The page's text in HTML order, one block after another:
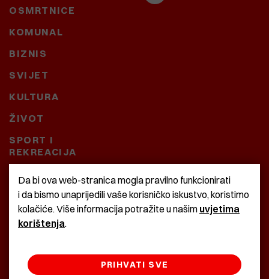
OSMRTNICE
KOMUNAL
BIZNIS
SVIJET
KULTURA
ŽIVOT
SPORT I
REKREACIJA
CRNA KRONIKA
BAŠTARDINI I PRAVI
KRASNA ZEMLJA
Da bi ova web-stranica mogla pravilno funkcionirati
i da bismo unaprijedili vaše korisničko iskustvo, koristimo
kolačiće. Više informacija potražite u našim uvjetima
korištenja.
PRIHVATI SVE